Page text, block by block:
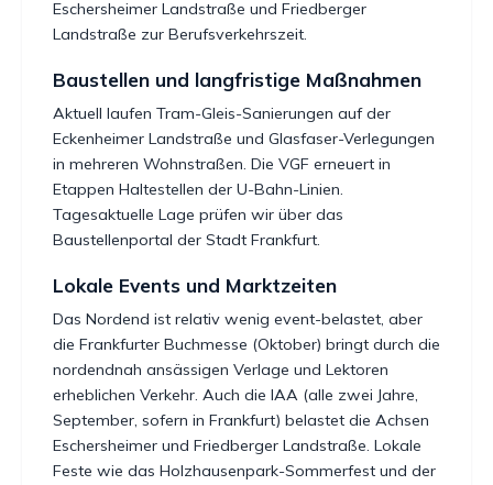
Eschersheimer Landstraße und Friedberger
Landstraße zur Berufsverkehrszeit.
Baustellen und langfristige Maßnahmen
Aktuell laufen Tram-Gleis-Sanierungen auf der
Eckenheimer Landstraße und Glasfaser-Verlegungen
in mehreren Wohnstraßen. Die VGF erneuert in
Etappen Haltestellen der U-Bahn-Linien.
Tagesaktuelle Lage prüfen wir über das
Baustellenportal der Stadt Frankfurt.
Lokale Events und Marktzeiten
Das Nordend ist relativ wenig event-belastet, aber
die Frankfurter Buchmesse (Oktober) bringt durch die
nordendnah ansässigen Verlage und Lektoren
erheblichen Verkehr. Auch die IAA (alle zwei Jahre,
September, sofern in Frankfurt) belastet die Achsen
Eschersheimer und Friedberger Landstraße. Lokale
Feste wie das Holzhausenpark-Sommerfest und der